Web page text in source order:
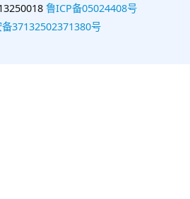
鲁ICP备05024408号
37132502371380号